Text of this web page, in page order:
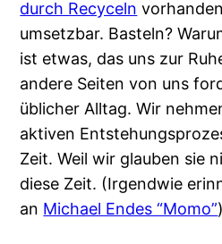
durch Recyceln
umsetzbar. Basteln?
ist etwas, das uns zur
andere Seiten von uns
üblicher Alltag. Wir
aktiven
Zeit. Weil wir glauben sie
diese Zeit. (Irgendwie
an Michael Endes “Momo”)